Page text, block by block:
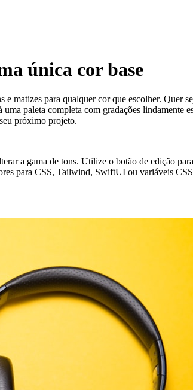
única cor base
e matizes para qualquer cor que escolher.
paleta completa com gradações lindamente
próximo projeto.
a gama de tons. Utilize o botão de edição
para CSS, Tailwind, SwiftUI ou variáveis